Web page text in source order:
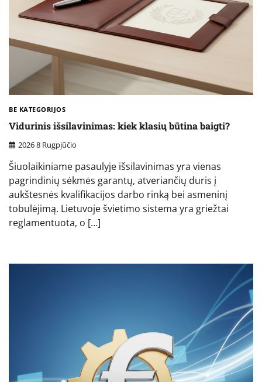
BE KATEGORIJOS
Vidurinis išsilavinimas: kiek klasių būtina baigti?
2026 8 Rugpjūčio
Šiuolaikiniame pasaulyje išsilavinimas yra vienas
pagrindinių sėkmės garantų, atveriančių duris į
aukštesnės kvalifikacijos darbo rinką bei asmeninį
tobulėjimą. Lietuvoje švietimo sistema yra griežtai
reglamentuota, o […]